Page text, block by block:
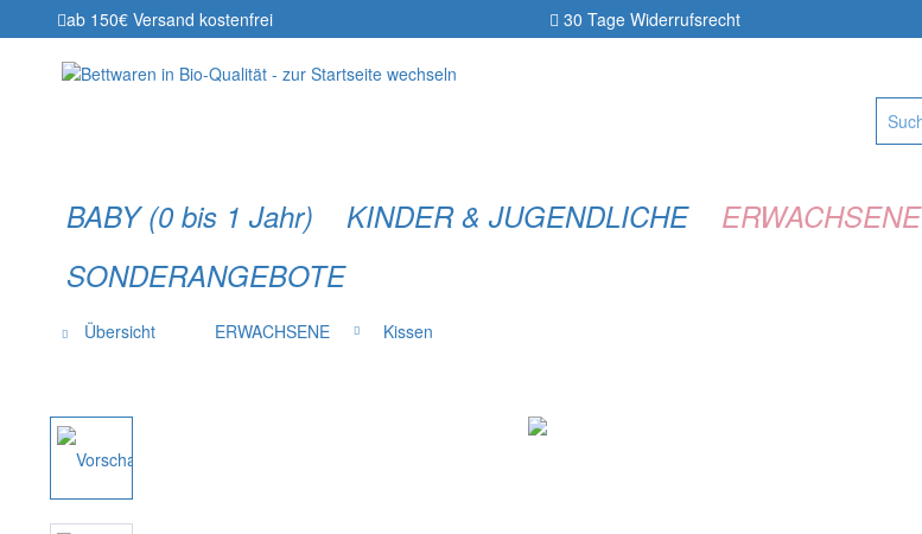
ab 150€ Versand kostenfrei 30 Tage Widerrufsrecht
BABY (0 bis 1 Jahr) KINDER & JUGENDLICHE ERWACHSENE
SONDERANGEBOTE
Übersicht ERWACHSENE Kissen